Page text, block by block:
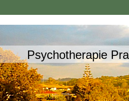
Psychotherapie